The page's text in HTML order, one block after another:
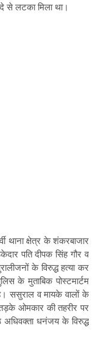
से लटका मिला था।
क्षेत्र के शंकरबाजार
पति दीपक सिंह गौर व
के विरुद्ध हत्या कर
के मुताबिक पोस्टमार्टम
ससुराल व मायके वालों के
ओमकार की तहरीर पर
अधिवक्ता धनंजय के विरुद्ध